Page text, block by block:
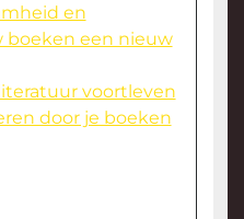
en
boeken een nieuw
voortleven
door je boeken